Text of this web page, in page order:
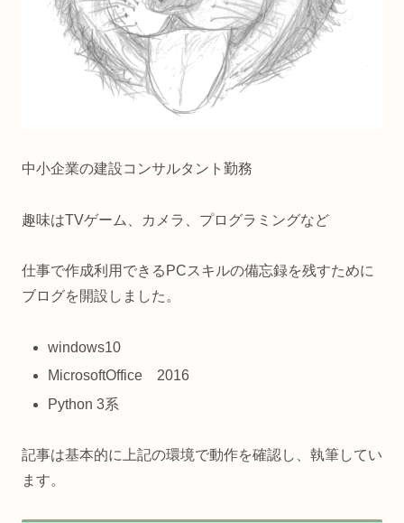
中小企業の建設コンサルタント勤務
趣味はTVゲーム、カメラ、プログラミングなど
仕事で作成利用できるPCスキルの備忘録を残すために
ブログを開設しました。
windows10
MicrosoftOffice 2016
Python 3系
記事は基本的に上記の環境で動作を確認し、執筆してい
ます。